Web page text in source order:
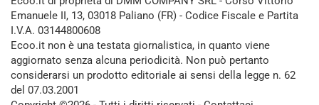
Emanuele II, 13, 03018 Paliano (FR) - Codice Fiscale e Partita
I.V.A. 03144800608
Ecoo.it non è una testata giornalistica, in quanto viene
aggiornato senza alcuna periodicità. Non può pertanto
considerarsi un prodotto editoriale ai sensi della legge n. 62
del 07.03.2001